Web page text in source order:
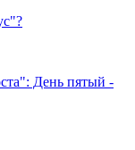
День пятый -